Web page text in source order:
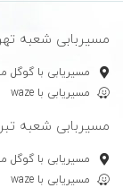
مسیربابی شعبه
مسیریابی با گوگل
مسیریابی با waze
مسیربابی شعبه
مسیریابی با گوگل
مسیریابی با waze